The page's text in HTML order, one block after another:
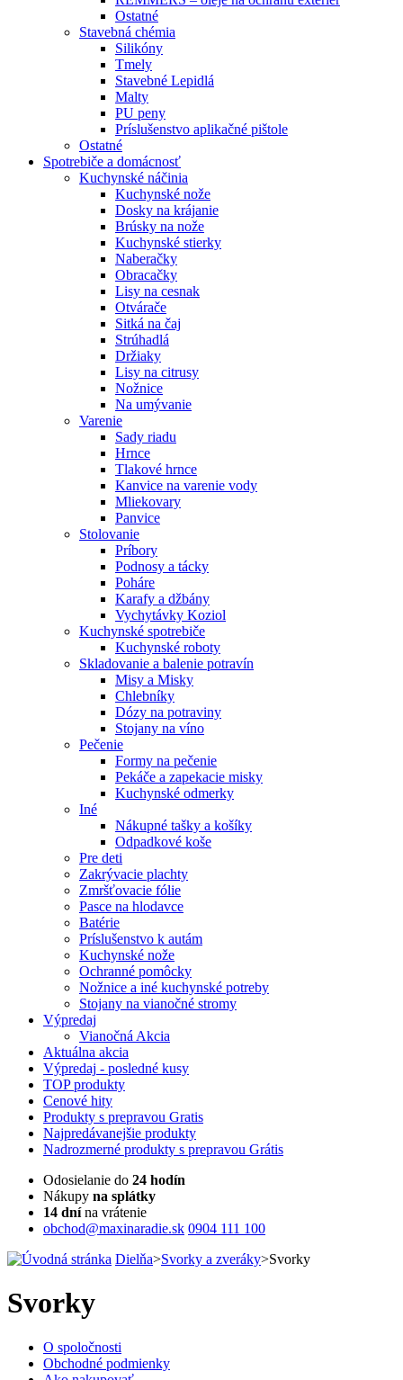
Ostatné
Stavebná chémia
Silikóny
Tmely
Stavebné Lepidlá
Malty
PU peny
Príslušenstvo aplikačné pištole
Ostatné
Spotrebiče a domácnosť
Kuchynské náčinia
Kuchynské nože
Dosky na krájanie
Brúsky na nože
Kuchynské stierky
Naberačky
Obracačky
Lisy na cesnak
Otvárače
Sitká na čaj
Strúhadlá
Držiaky
Lisy na citrusy
Nožnice
Na umývanie
Varenie
Sady riadu
Hrnce
Tlakové hrnce
Kanvice na varenie vody
Mliekovary
Panvice
Stolovanie
Príbory
Podnosy a tácky
Poháre
Karafy a džbány
Vychytávky Koziol
Kuchynské spotrebiče
Kuchynské roboty
Skladovanie a balenie potravín
Misy a Misky
Chlebníky
Dózy na potraviny
Stojany na víno
Pečenie
Formy na pečenie
Pekáče a zapekacie misky
Kuchynské odmerky
Iné
Nákupné tašky a košíky
Odpadkové koše
Pre deti
Zakrývacie plachty
Zmršťovacie fólie
Pasce na hlodavce
Batérie
Príslušenstvo k autám
Kuchynské nože
Ochranné pomôcky
Nožnice a iné kuchynské potreby
Stojany na vianočné stromy
Výpredaj
Vianočná Akcia
Aktuálna akcia
Výpredaj - posledné kusy
TOPprodukty
Cenové hity
Produkty s prepravou Gratis
Najpredávanejšie produkty
Nadrozmerné produkty s prepravou Grátis
Odosielanie do 24 hodín
Nákupy na splátky
14 dnína vrátenie
obchod@maxinaradie.sk 0904 111 100
Dielňa>Svorky a zveráky>Svorky
Svorky
O spoločnosti
Obchodné podmienky